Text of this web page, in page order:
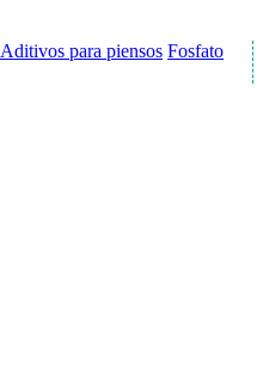
Aditivos para piensos Fosfato